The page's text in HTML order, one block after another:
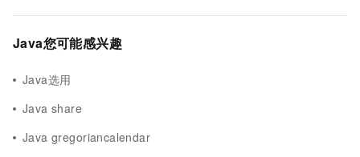
Java您可能感兴趣
Java选用
Java share
Java gregoriancalendar